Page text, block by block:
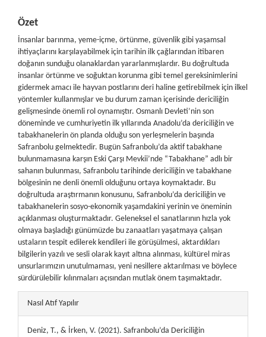
Özet
İnsanlar barınma, yeme-içme, örtünme, güvenlik gibi yaşamsal
ihtiyaçlarını karşılayabilmek için tarihin ilk çağlarından itibaren
doğanın sunduğu olanaklardan yararlanmışlardır. Bu doğrultuda
insanlar örtünme ve soğuktan korunma gibi temel gereksinimlerini
gidermek amacı ile hayvan postlarını deri haline getirebilmek için ilkel
yöntemler kullanmışlar ve bu durum zaman içerisinde dericiliğin
gelişmesinde önemli rol oynamıştır. Osmanlı Devleti’nin son
döneminde ve cumhuriyetin ilk yıllarında Anadolu’da dericiliğin ve
tabakhanelerin ön planda olduğu son yerleşmelerin başında
Safranbolu gelmektedir. Bugün Safranbolu’da aktif tabakhane
bulunmamasına karşın Eski Çarşı Mevkii’nde “Tabakhane” adlı bir
sahanın bulunması, Safranbolu tarihinde dericiliğin ve tabakhane
bölgesinin ne denli önemli olduğunu ortaya koymaktadır. Bu
doğrultuda araştırmanın konusunu, Safranbolu’da dericiliğin ve
tabakhanelerin sosyo-ekonomik yaşamdakini yerinin ve öneminin
açıklanması oluşturmaktadır. Geleneksel el sanatlarının hızla yok
olmaya başladığı günümüzde bu zanaatları yaşatmaya çalışan
ustaların tespit edilerek kendileri ile görüşülmesi, aktardıkları
bilgilerin yazılı ve sesli olarak kayıt altına alınması, kültürel miras
unsurlarımızın unutulmaması, yeni nesillere aktarılması ve böylece
sürdürülebilir kılınmaları açısından mutlak önem taşımaktadır.
Nasıl Atıf Yapılır
Deniz, T., & İrken, V. (2021). Safranbolu’da Dericiliğin